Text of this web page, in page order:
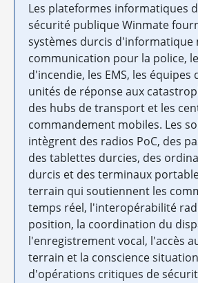
Les plateformes informatiques
sécurité publique Winmate
systèmes durcis d'informatique
communication pour la police,
d'incendie, les EMS, les équipes
unités de réponse aux
des hubs de transport et les
commandement mobiles. Les
intègrent des radios PoC, des
des tablettes durcies, des
durcis et des terminaux
terrain qui soutiennent les
temps réel, l'interopérabilité
position, la coordination du
l'enregistrement vocal, l'accès
terrain et la conscience
d'opérations critiques de